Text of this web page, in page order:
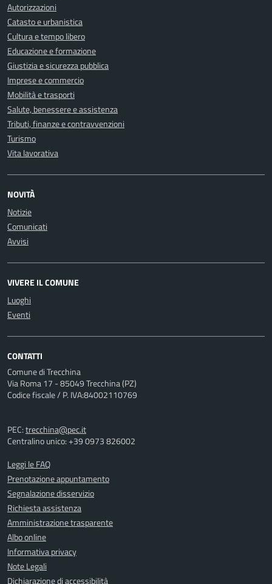
Autorizzazioni
Catasto e urbanistica
Cultura e tempo libero
Educazione e formazione
Giustizia e sicurezza pubblica
Imprese e commercio
Mobilità e trasporti
Salute, benessere e assistenza
Tributi, finanze e contravvenzioni
Turismo
Vita lavorativa
NOVITÀ
Notizie
Comunicati
Avvisi
VIVERE IL COMUNE
Luoghi
Eventi
CONTATTI
Comune di Trecchina
Via Roma 17 - 85049 Trecchina (PZ)
Codice fiscale / P. IVA:84002110769
PEC:trecchina@pec.it
Centralino unico: +39 0973 826002
Leggi le FAQ
Prenotazione appuntamento
Segnalazione disservizio
Richiesta assistenza
Amministrazione trasparente
Albo online
Informativa privacy
Note Legali
Dichiarazione di accessibilità